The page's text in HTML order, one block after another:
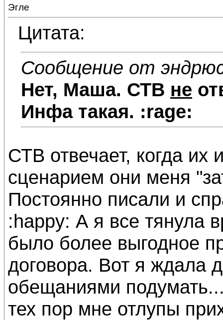
Эгле
Цитата:
Сообщение от
Нет, Маша. СТВ не
Инфа такая. :rage:
СТB отвечает, когда их
сценарием они меня
Постоянно писали и
:happy: А я все тянула
было более выгодное
договора. Вот я ждала
обещаниями
тех пор мне отлупы